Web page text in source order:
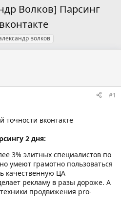
Волков] Парсинг
волков
#1
точности вконтакте
2 дня:
3% элитных специалистов по
умеют грамотно пользоваться
качественную ЦА
рекламу в разы дороже. А
продвижения pro-